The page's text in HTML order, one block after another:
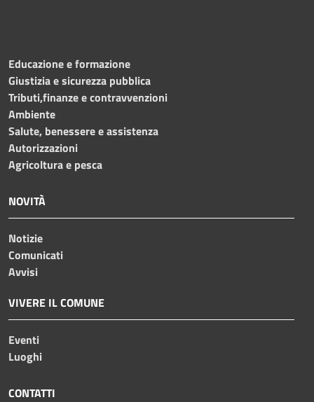
Educazione e formazione
Giustizia e sicurezza pubblica
Tributi,finanze e contravvenzioni
Ambiente
Salute, benessere e assistenza
Autorizzazioni
Agricoltura e pesca
NOVITÀ
Notizie
Comunicati
Avvisi
VIVERE IL COMUNE
Eventi
Luoghi
CONTATTI